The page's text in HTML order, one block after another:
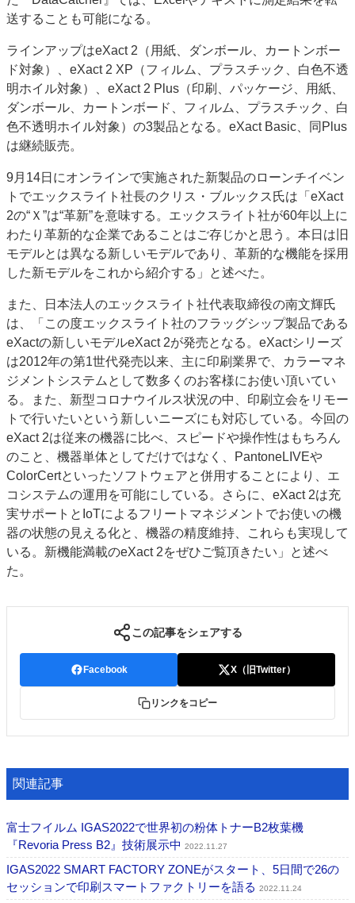
送することも可能になる。
ラインアップはeXact 2（用紙、ダンボール、カートンボー
ド対象）、eXact 2 XP（フィルム、プラスチック、白色不透
明ホイル対象）、eXact 2 Plus（印刷、パッケージ、用紙、
ダンボール、カートンボード、フィルム、プラスチック、白
色不透明ホイル対象）の3製品となる。eXact Basic、同Plus
は継続販売。
9月14日にオンラインで実施された新製品のローンチイベン
トでエックスライト社長のクリス・ブルックス氏は「eXact
2の“Ｘ”は“革新”を意味する。エックスライト社が60年以上に
わたり革新的な企業であることはご存じかと思う。本日は旧
モデルとは異なる新しいモデルであり、革新的な機能を採用
した新モデルをこれから紹介する」と述べた。
また、日本法人のエックスライト社代表取締役の南文輝氏
は、「この度エックスライト社のフラッグシップ製品である
eXactの新しいモデルeXact 2が発売となる。eXactシリーズ
は2012年の第1世代発売以来、主に印刷業界で、カラーマネ
ジメントシステムとして数多くのお客様にお使い頂いてい
る。また、新型コロナウイルス状況の中、印刷立会をリモー
トで行いたいという新しいニーズにも対応している。今回の
eXact 2は従来の機器に比べ、スピードや操作性はもちろん
のこと、機器単体としてだけではなく、PantoneLIVEや
ColorCertといったソフトウェアと併用することにより、エ
コシステムの運用を可能にしている。さらに、eXact 2は充
実サポートとIoTによるフリートマネジメントでお使いの機
器の状態の見える化と、機器の精度維持、これらも実現して
いる。新機能満載のeXact 2をぜひご覧頂きたい」と述べ
た。
この記事をシェアする
Facebook X（旧Twitter）
リンクをコピー
関連記事
富士フイルム IGAS2022で世界初の粉体トナーB2枚葉機
『Revoria Press B2』技術展示中 2022.11.27
IGAS2022 SMART FACTORY ZONEがスタート、5日間で26の
セッションで印刷スマートファクトリーを語る 2022.11.24